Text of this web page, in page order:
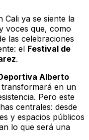
Cali ya se siente la
voces que, como
las celebraciones
el Festival de
.
Alberto
transformará en un
Pero este
centrales: desde
y espacios públicos
lo que será una